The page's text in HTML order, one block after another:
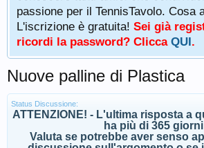
passione per il TennisTavolo. Cosa
L'iscrizione è gratuita! Sei già
ricordi la password? Clicca QUI.
Nuove palline di Plastica
Status Discussione:
ATTENZIONE! - L'ultima risposta a
ha più di 365
Valuta se potrebbe aver senso